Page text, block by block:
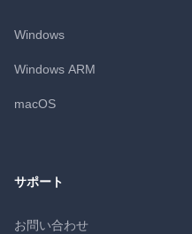
Windows
Windows ARM
macOS
サポート
お問い合わせ